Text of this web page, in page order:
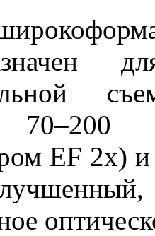
EF 2x)